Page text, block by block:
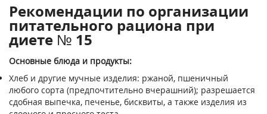
Рекомендации по организации
питательного рациона при
диете № 15
Основные блюда и продукты:
Хлеб и другие мучные изделия: ржаной, пшеничный
любого сорта (предпочтительно вчерашний); разрешается
сдобная выпечка, печенье, бисквиты, а также изделия из